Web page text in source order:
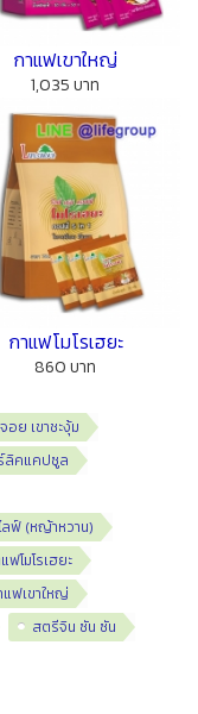
กาแฟเขาใหญ่
1,035 บาท
กาแฟโมโรเฮยะ
860 บาท
จอย เขาชะงุ้ม
ลิคแคปซูล
ลฟ์ (หญ้าหวาน)
ฟโมโรเฮยะ
แฟเขาใหญ่
สตรีจิน ซัน ซัน